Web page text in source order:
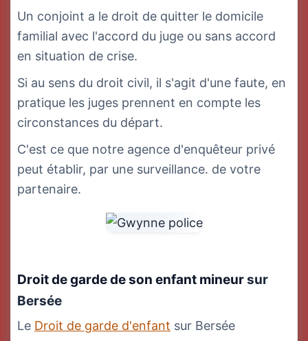
Un conjoint a le droit de quitter le domicile
familial avec l'accord du juge ou sans accord
en situation de crise.
Si au sens du droit civil, il s'agit d'une faute, en
pratique les juges prennent en compte les
circonstances du départ.
C'est ce que notre agence d'enquêteur privé
peut établir, par une surveillance. de votre
partenaire.
Droit de garde de son enfant mineursur
Bersée
Le Droit de garde d'enfant sur Bersée